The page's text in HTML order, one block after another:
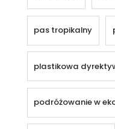
pas tropikalny
plastikowa
podróżowanie w